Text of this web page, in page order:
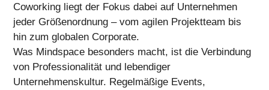
Coworking liegt der Fokus dabei auf Unternehmen
jeder Größenordnung – vom agilen Projektteam bis
hin zum globalen Corporate.
Was Mindspace besonders macht, ist die Verbindung
von Professionalität und lebendiger
Unternehmenskultur. Regelmäßige Events,